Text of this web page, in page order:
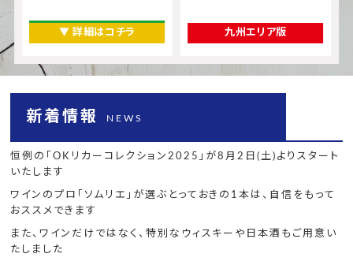
▼ 詳細はコチラ 九州エリア版
新着情報 NEWS
恒例の「OKリカーコレクション2025」が8月2日(土)よりスタート
いたします
ワインのプロ「ソムリエ」が選ぶとっておきの1本は、自信をもって
おススメできます
また、ワインだけではなく、特別なウィスキーや日本酒もご用意い
たしました